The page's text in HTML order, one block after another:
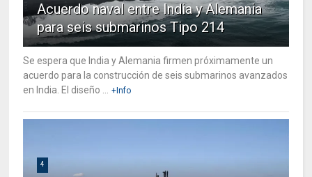
Acuerdo naval entre India y Alemania
para seis submarinos Tipo 214
Se espera que India y Alemania firmen próximamente un
acuerdo para la construcción de seis submarinos avanzados
en India. El diseño ... +Info
4